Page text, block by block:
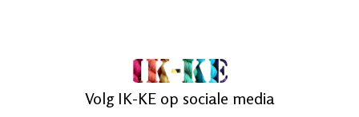
Volg IK-KE op sociale media